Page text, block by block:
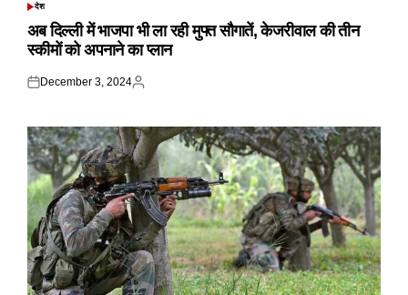
POSTED
देश
अब दिल्ली में भाजपा भी ला रही मुफ्त सौगातें, केजरीवाल की तीन
स्कीमों को अपनाने का प्लान
Posted
December 3, 2024
Posted